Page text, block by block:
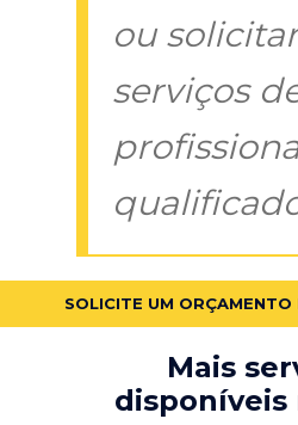
ou
serviços
SOLICITE UM ORÇAMENTO
Mais
disponíveis